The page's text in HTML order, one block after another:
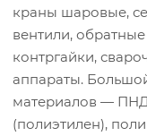
краны шаровые,
вентили,
контргайки,
аппараты.
материалов — ПНД
(полиэтилен),